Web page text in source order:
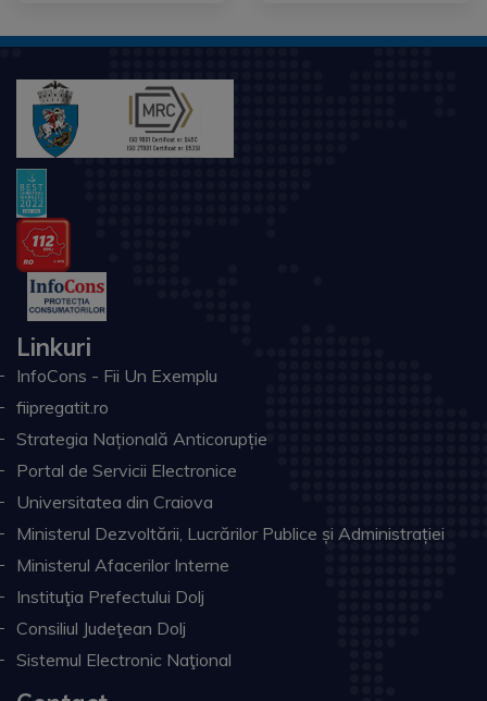
Linkuri
InfoCons - Fii Un Exemplu
fiipregatit.ro
Strategia Națională Anticorupție
Portal de Servicii Electronice
Universitatea din Craiova
Ministerul Dezvoltării, Lucrărilor Publice și Administrației
Ministerul Afacerilor Interne
Instituţia Prefectului Dolj
Consiliul Judeţean Dolj
Sistemul Electronic Naţional